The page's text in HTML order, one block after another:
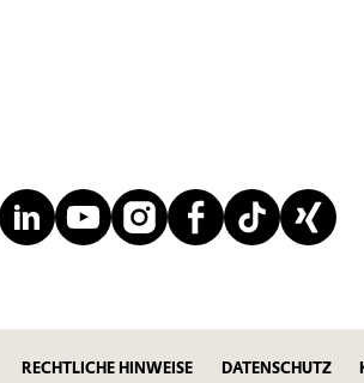
RECHTLICHE HINWEISE DATENSCHUTZ